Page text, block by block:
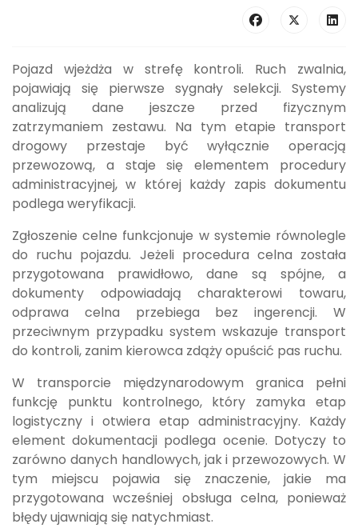
Pojazd wjeżdża w strefę kontroli. Ruch zwalnia,
pojawiają się pierwsze sygnały selekcji. Systemy
analizują dane jeszcze przed fizycznym
zatrzymaniem zestawu. Na tym etapie transport
drogowy przestaje być wyłącznie operacją
przewozową, a staje się elementem procedury
administracyjnej, w której każdy zapis dokumentu
podlega weryfikacji.
Zgłoszenie celne funkcjonuje w systemie równolegle
do ruchu pojazdu. Jeżeli procedura celna została
przygotowana prawidłowo, dane są spójne, a
dokumenty odpowiadają charakterowi towaru,
odprawa celna przebiega bez ingerencji. W
przeciwnym przypadku system wskazuje transport
do kontroli, zanim kierowca zdąży opuścić pas ruchu.
W transporcie międzynarodowym granica pełni
funkcję punktu kontrolnego, który zamyka etap
logistyczny i otwiera etap administracyjny. Każdy
element dokumentacji podlega ocenie. Dotyczy to
zarówno danych handlowych, jak i przewozowych. W
tym miejscu pojawia się znaczenie, jakie ma
przygotowana wcześniej obsługa celna, ponieważ
błędy ujawniają się natychmiast.